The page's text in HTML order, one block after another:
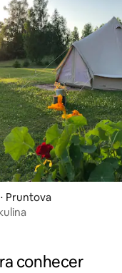
Pruntova
conhecer